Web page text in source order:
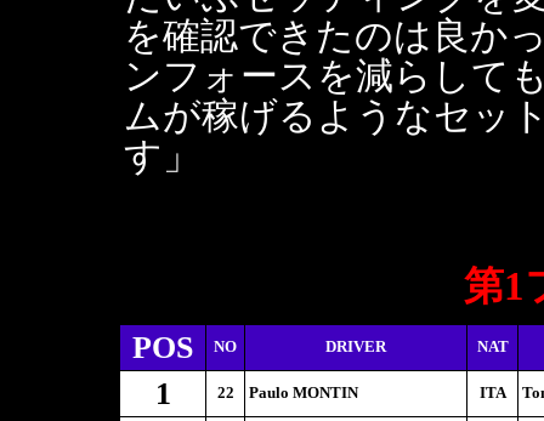
を確認できたのは良か
ンフォースを減らして
ムが稼げるようなセッ
す」
第1
POS NO DRIVER NAT
1 22 Paulo MONTIN ITA